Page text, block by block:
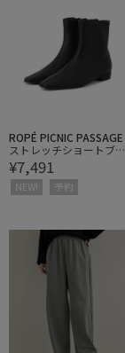
ROPÉ PICNIC PASSAGE
ストレッチショートブー
ツ
¥7,491
NEW! 予約